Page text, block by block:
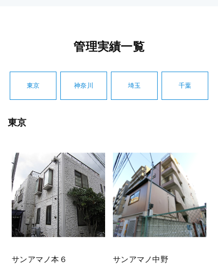
管理実績一覧
東京 神奈川 埼玉 千葉
東京
サンアマノ本６ サンアマノ中野